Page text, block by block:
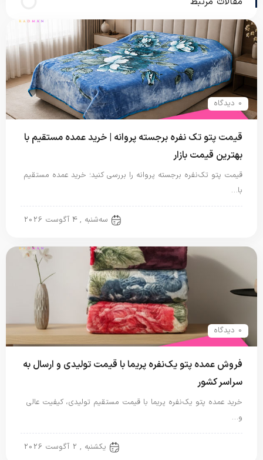
0 دیدگاه
قیمت پتو تک نفره برجسته پروانه | خرید عمده مستقیم با
بهترین قیمت بازار
قیمت پتو تک‌نفره برجسته پروانه را بررسی کنید؛ خرید عمده مستقیم
با…
سه‌شنبه , 4 آگوست 2026
0 دیدگاه
فروش عمده پتو یک‌نفره پریما با قیمت تولیدی و ارسال به
سراسر کشور
خرید عمده پتو یک‌نفره پریما با قیمت مستقیم تولیدی، کیفیت عالی
و…
یکشنبه , 2 آگوست 2026